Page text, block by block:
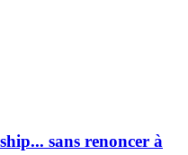
sans renoncer à